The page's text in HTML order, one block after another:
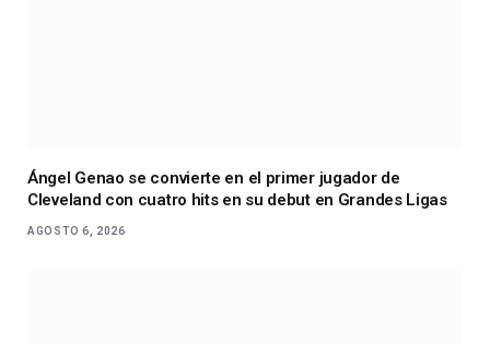
Ángel Genao se convierte en el primer jugador de
Cleveland con cuatro hits en su debut en Grandes Ligas
AGOSTO 6, 2026